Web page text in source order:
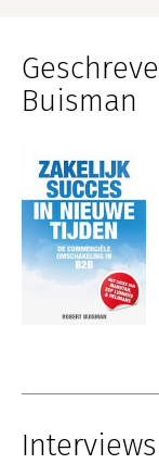
Buisman